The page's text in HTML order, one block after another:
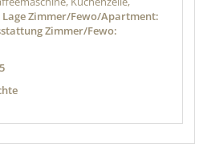
Lage Zimmer/Fewo/Apartment:
Zimmer/Fewo: